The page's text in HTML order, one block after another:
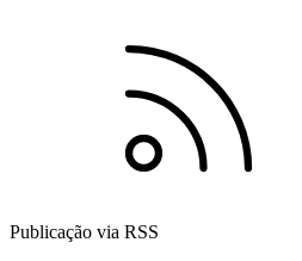
Publicação via RSS